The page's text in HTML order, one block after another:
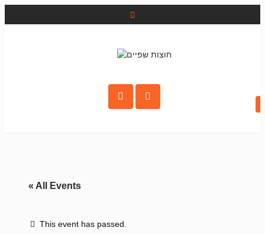
« All Events
This event has passed.